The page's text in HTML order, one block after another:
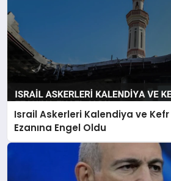
Israil Askerleri Kalendiya ve
Ezanına Engel Oldu